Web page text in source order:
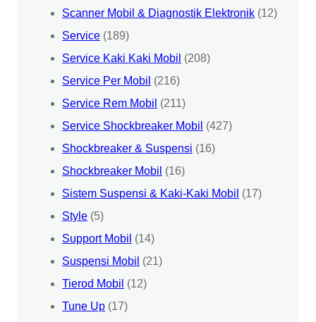
Scanner Mobil & Diagnostik Elektronik (12)
Service (189)
Service Kaki Kaki Mobil (208)
Service Per Mobil (216)
Service Rem Mobil (211)
Service Shockbreaker Mobil (427)
Shockbreaker & Suspensi (16)
Shockbreaker Mobil (16)
Sistem Suspensi & Kaki-Kaki Mobil (17)
Style (5)
Support Mobil (14)
Suspensi Mobil (21)
Tierod Mobil (12)
Tune Up (17)